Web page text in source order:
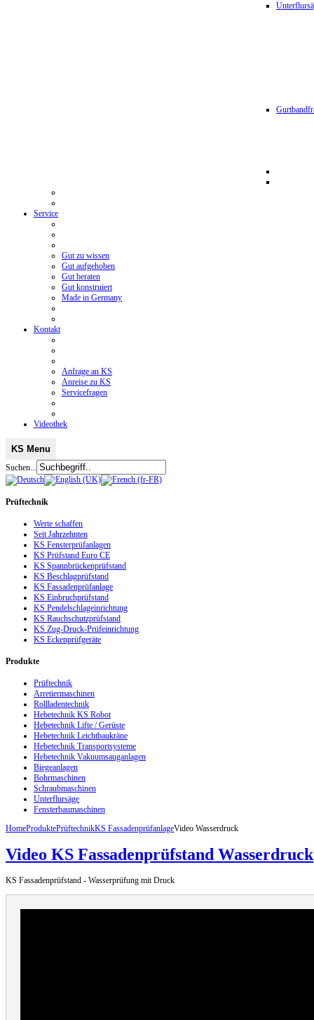
Service
Gut zu wissen
Gut aufgehoben
Gut beraten
Gut konstruiert
Made in Germany
Kontakt
Anfrage an KS
Anreise zu KS
Servicefragen
Videothek
KS Menu
Suchen...
Prüftechnik
Werte schaffen
Seit Jahrzehnten
KS Fensterprüfanlagen
KS Prüfstand Euro CE
KS Spannbrückenprüfstand
KS Beschlagprüfstand
KS Fassadenprüfanlage
KS Einbruchprüfstand
KS Pendelschlageinrichtung
KS Rauchschutzprüfstand
KS Zug-Druck-Prüfeinrichtung
KS Eckenprüfgeräte
Produkte
Prüftechnik
Arretiermaschinen
Rollladentechnik
Hebetechnik KS Robot
Hebetechnik Lifte / Gerüste
Hebetechnik Leichtbaukräne
Hebetechnik Transportsysteme
Hebetechnik Vakuumsauganlagen
Biegeanlagen
Bohrmaschinen
Schraubmaschinen
Unterflursäge
Fensterbaumaschinen
HomeProduktePrüftechnikKS FassadenprüfanlageVideo Wasserdruck
Video KS Fassadenprüfstand Wasserdruck
KS Fassadenprüfstand - Wasserprüfung mit Druck